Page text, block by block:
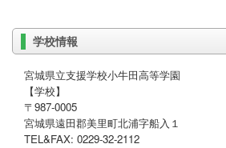
学校情報
宮城県立支援学校小牛田高等学園
【学校】
〒987-0005
宮城県遠田郡美里町北浦字船入１
TEL&FAX: 0229-32-2112